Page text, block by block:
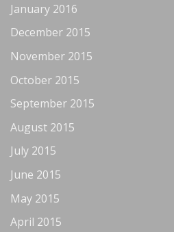
January 2016
December 2015
November 2015
October 2015
September 2015
August 2015
July 2015
June 2015
May 2015
April 2015